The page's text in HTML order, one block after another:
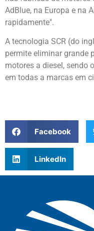
AdBlue, na Europa e na
rapidamente".
A tecnologia SCR (do
permite eliminar grande
motores a diesel, sendo
em todas a marcas em
Facebook
LinkedIn